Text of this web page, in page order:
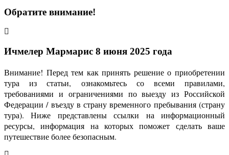
Обратите внимание!
Ичмелер Мармарис 8 июня 2025 года
Внимание! Перед тем как принять решение о приобретении
тура из статьи, ознакомьтесь со всеми правилами,
требованиями и ограничениями по выезду из Российской
Федерации / въезду в страну временного пребывания (страну
тура). Ниже представлены ссылки на информационный
ресурсы, информация на которых поможет сделать ваше
путешествие более безопасным.